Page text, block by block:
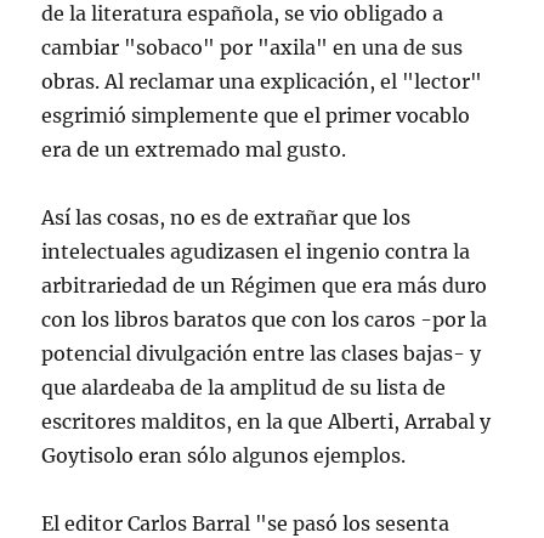
de la literatura española, se vio obligado a
cambiar "sobaco" por "axila" en una de sus
obras. Al reclamar una explicación, el "lector"
esgrimió simplemente que el primer vocablo
era de un extremado mal gusto.
Así las cosas, no es de extrañar que los
intelectuales agudizasen el ingenio contra la
arbitrariedad de un Régimen que era más duro
con los libros baratos que con los caros -por la
potencial divulgación entre las clases bajas- y
que alardeaba de la amplitud de su lista de
escritores malditos, en la que Alberti, Arrabal y
Goytisolo eran sólo algunos ejemplos.
El editor Carlos Barral "se pasó los sesenta